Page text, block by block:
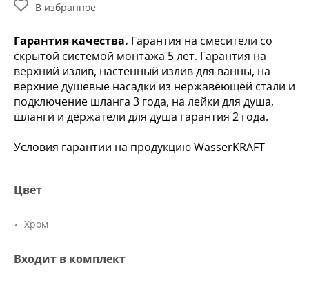
Гарантия качества. Гарантия на смесители со
скрытой системой монтажа 5 лет. Гарантия на
верхний излив, настенный излив для ванны, на
верхние душевые насадки из нержавеющей стали и
подключение шланга 3 года, на лейки для душа,
шланги и держатели для душа гарантия 2 года.
Условия гарантии на продукцию WasserKRAFT
В избранное
Цвет
Хром
Входит в комплект